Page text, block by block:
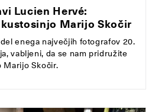
Lucien Hervé:
Marijo Skočir
enega največjih fotografov 20.
vabljeni, da se nam pridružite
Marijo Skočir.